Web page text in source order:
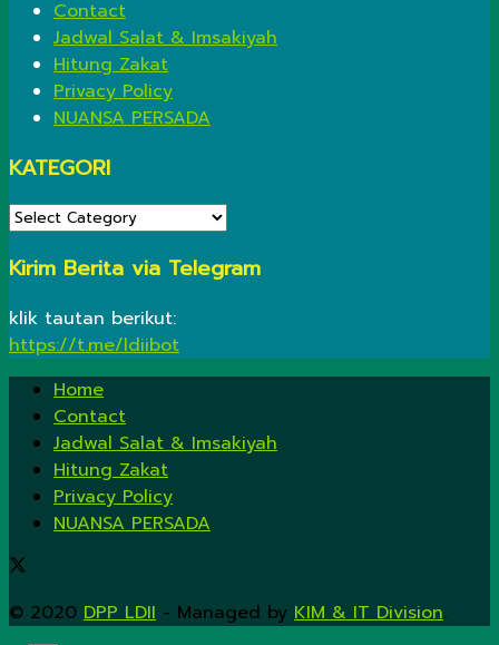
Contact
Jadwal Salat & Imsakiyah
Hitung Zakat
Privacy Policy
NUANSA PERSADA
KATEGORI
KATEGORI
Kirim Berita via Telegram
klik tautan berikut:
https://t.me/ldiibot
Home
Contact
Jadwal Salat & Imsakiyah
Hitung Zakat
Privacy Policy
NUANSA PERSADA
© 2020 DPP LDII - Managed by KIM & IT Division.